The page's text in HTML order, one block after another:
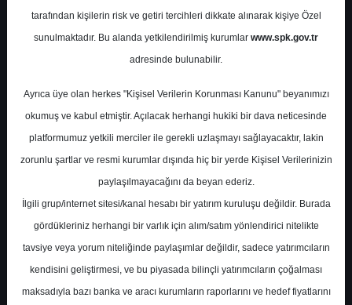
Hedef Fiyat 17.00 ₺
Getiri
%0.00
0 1
En Yüksek Tahmin
Ortalama Fiyat Tahmini
tarafından kişilerin risk ve getiri tercihleri dikkate alınarak kişiye Özel
sunulmaktadır. Bu alanda yetkilendirilmiş kurumlar www.spk.gov.tr
adresinde bulunabilir.
Ayrıca üye olan herkes "Kişisel Verilerin Korunması Kanunu" beyanımızı
okumuş ve kabul etmiştir. Açılacak herhangi hukiki bir dava neticesinde
platformumuz yetkili merciler ile gerekli uzlaşmayı sağlayacaktır, lakin
zorunlu şartlar ve resmi kurumlar dışında hiç bir yerde Kişisel Verilerinizin
paylaşılmayacağını da beyan ederiz.
İlgili grup/internet sitesi/kanal hesabı bir yatırım kuruluşu değildir. Burada
gördükleriniz herhangi bir varlık için alım/satım yönlendirici nitelikte
tavsiye veya yorum niteliğinde paylaşımlar değildir, sadece yatırımcıların
kendisini geliştirmesi, ve bu piyasada bilinçli yatırımcıların çoğalması
maksadıyla bazı banka ve aracı kurumların raporlarını ve hedef fiyatlarını